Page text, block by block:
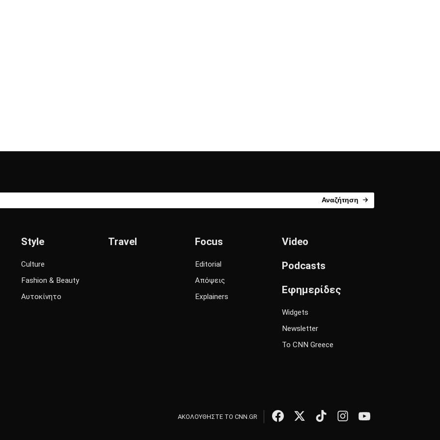
Αναζήτηση
Style
Culture
Fashion & Beauty
Αυτοκίνητο
Travel Focus
Editorial
Απόψεις
Explainers
Video
Podcasts
Εφημερίδες
Widgets
Newsletter
Το CNN Greece
ΑΚΟΛΟΥΘΗΣΤΕ ΤΟ CNN.GR